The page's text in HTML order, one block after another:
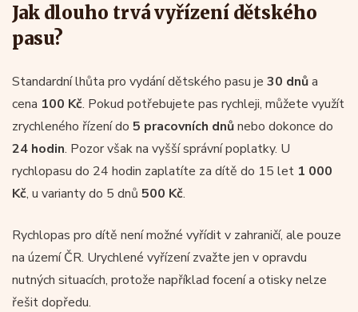
Jak dlouho trvá vyřízení dětského
pasu?
Standardní lhůta pro vydání dětského pasu je 30 dnůa
cena 100 Kč. Pokud potřebujete pas rychleji, můžete využít
zrychleného řízení do 5 pracovních dnůnebo dokonce do
24 hodin. Pozor však na vyšší správní poplatky. U
rychlopasu do 24 hodin zaplatíte za dítě do 15 let 1 000
Kč, u varianty do 5 dnů 500 Kč.
Rychlopas pro dítě není možné vyřídit v zahraničí, ale pouze
na území ČR. Urychlené vyřízení zvažte jen v opravdu
nutných situacích, protože například focení a otisky nelze
řešit dopředu.